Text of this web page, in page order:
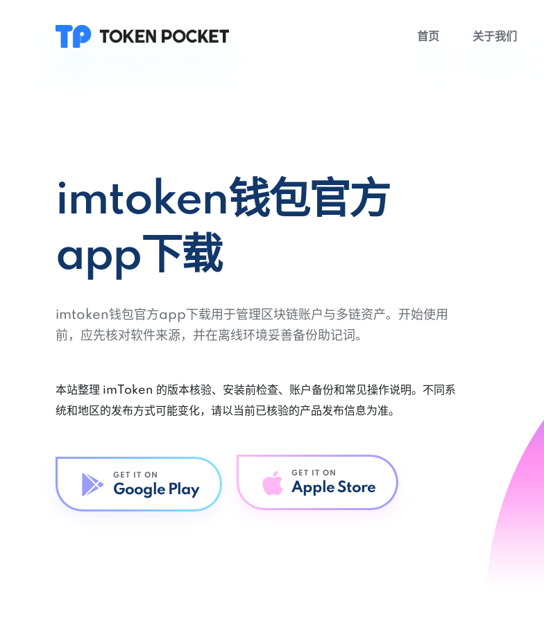
首页 关于我们
imtoken钱包官方
app下载
imtoken钱包官方app下载用于管理区块链账户与多链资产。开始使用
前，应先核对软件来源，并在离线环境妥善备份助记词。
本站整理 imToken 的版本核验、安装前检查、账户备份和常见操作说明。不同系
统和地区的发布方式可能变化，请以当前已核验的产品发布信息为准。
GET IT ON
Google Play
GET IT ON
Apple Store